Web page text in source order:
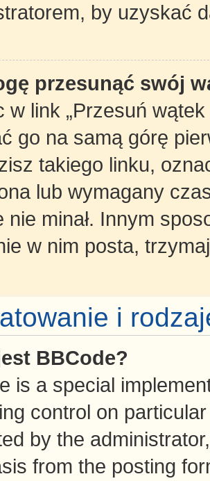
by uzyskać
przesunąć swój
w link „Przesuń
go na samą górę
takiego linku,
lub wymagany
nie minał. Innym
w nim posta,
i
BBCode?
is a special
control on
by the
from the posting